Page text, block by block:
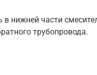
нижней части
трубопровода.